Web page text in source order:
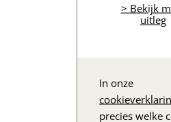
> Bekijk
uitleg
In onze
precies welke